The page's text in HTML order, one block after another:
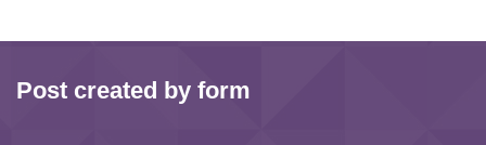
Post created by form